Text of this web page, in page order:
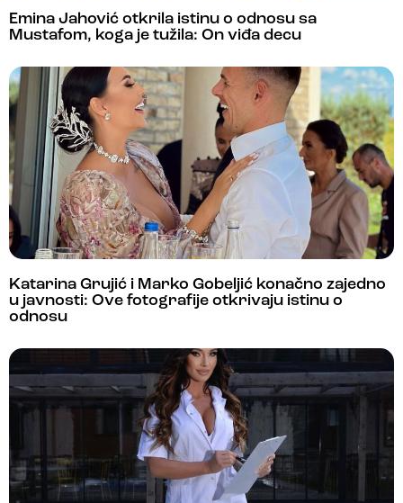
Emina Jahović otkrila istinu o odnosu sa
Mustafom, koga je tužila: On viđa decu
Katarina Grujić i Marko Gobeljić konačno zajedno
u javnosti: Ove fotografije otkrivaju istinu o
odnosu